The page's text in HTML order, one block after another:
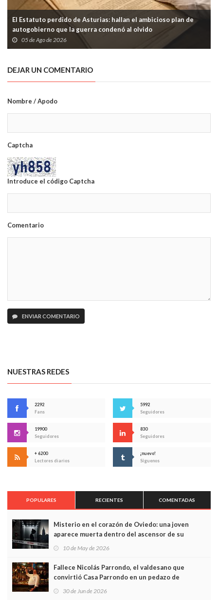
El Estatuto perdido de Asturias: hallan el ambicioso plan de
autogobierno que la guerra condenó al olvido
05 de Ago de 2026
DEJAR UN COMENTARIO
Nombre / Apodo
Captcha
Introduce el código Captcha
Comentario
ENVIAR COMENTARIO
NUESTRAS REDES
2292
Fans
5992
Seguidores
19900
Seguidores
830
Seguidores
+ 6200
Lectores diarios
¡nuevo!
Síguenos
POPULARES RECIENTES COMENTADAS
Misterio en el corazón de Oviedo: una joven
aparece muerta dentro del ascensor de su
edificio y las cámaras captan sus últimos minutos
10 de May de 2026
Fallece Nicolás Parrondo, el valdesano que
convirtió Casa Parrondo en un pedazo de
Asturias en Madrid
30 de Jun de 2026